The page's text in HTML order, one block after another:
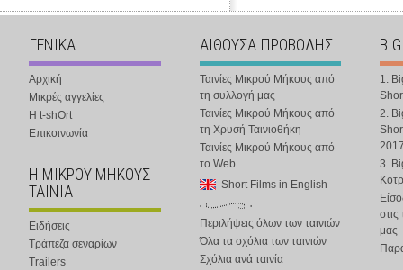
ΓΕΝΙΚΑ
Αρχική
Μικρές αγγελίες
Η t-shOrt
Επικοινωνία
Η ΜΙΚΡΟΥ ΜΗΚΟΥΣ
ΤΑΙΝΙΑ
Ειδήσεις
Τράπεζα σεναρίων
Trailers
ΑΙΘΟΥΣΑ ΠΡΟΒΟΛΗΣ
Ταινίες Μικρού Μήκους από
τη συλλογή μας
Ταινίες Μικρού Μήκους από
τη Χρυσή Ταινιοθήκη
Ταινίες Μικρού Μήκους από
το Web
Short Films in English
Περιλήψεις όλων των ταινιών
Όλα τα σχόλια των ταινιών
Σχόλια ανά ταινία
1.
2.
3.
στις
μας